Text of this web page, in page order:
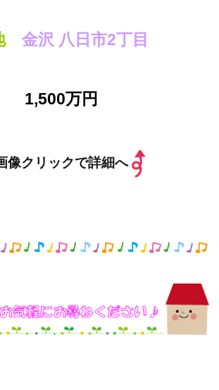
金沢 八日市2丁目
1,500万円
像クリックで詳細へ